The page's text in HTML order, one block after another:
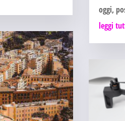
oggi,
leggi